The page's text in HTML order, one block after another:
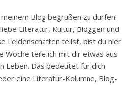
Blog begrüßen zu dürfen!
Literatur, Kultur, Bloggen und
Leidenschaften teilst, bist du hier
Woche teile ich mit dir etwas aus
Leben. Das bedeutet für dich
eine Literatur-Kolumne, Blog-